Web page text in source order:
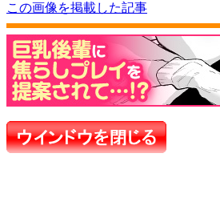
この画像を掲載した記事